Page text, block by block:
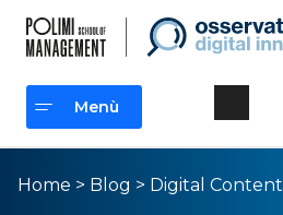
Menù
Menù
Home > Blog > Digital Content